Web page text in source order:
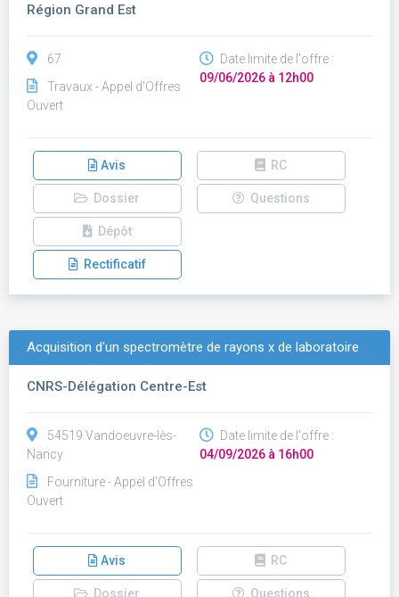
Région Grand Est
67
Travaux - Appel d'Offres
Ouvert
Date limite de l'offre :
09/06/2026 à 12h00
Avis RC
Dossier Questions
Dépôt
Rectificatif
Acquisition d'un spectromètre de rayons x de laboratoire
CNRS-Délégation Centre-Est
54519 Vandoeuvre-lès-
Nancy
Fourniture - Appel d'Offres
Ouvert
Date limite de l'offre :
04/09/2026 à 16h00
Avis RC
Dossier Questions